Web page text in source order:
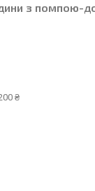
з
₴